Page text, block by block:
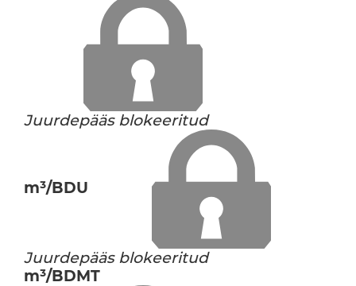
Juurdepääs blokeeritud
m³/BDU
Juurdepääs blokeeritud
m³/BDMT